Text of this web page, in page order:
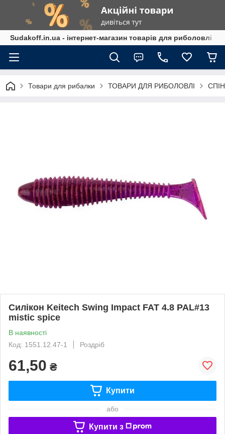
Sudakoff.in.ua - інтернет-магазин товарів для риболовлі
Товари для рибалки ТОВАРИ ДЛЯ РИБОЛОВЛІ
Силікон Keitech Swing Impact FAT 4.8 PAL#13
mistic spice
В наявності
Код: 1551.12.47-1
Роздріб
61,50 ₴
Купити
або
Купити з